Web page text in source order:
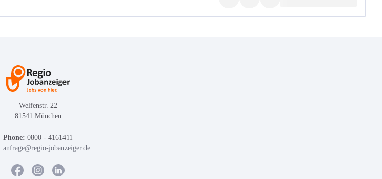
Welfenstr. 22
81541 München
Phone: 0800 - 4161411
anfrage@regio-jobanzeiger.de